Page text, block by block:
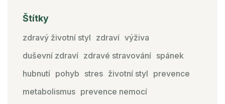
Štítky
zdravý životní styl zdraví výživa
duševní zdraví zdravé stravování spánek
hubnutí pohyb stres životní styl prevence
metabolismus prevence nemocí